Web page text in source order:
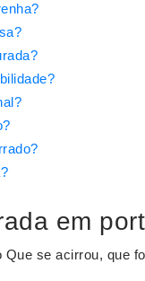
em
se acirrou, que